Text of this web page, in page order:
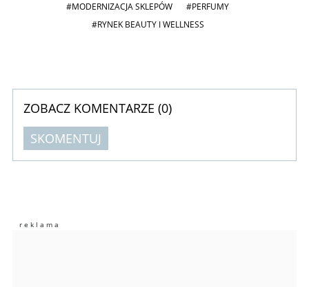
#MODERNIZACJA SKLEPÓW
#PERFUMY
#RYNEK BEAUTY I WELLNESS
ZOBACZ KOMENTARZE (0)
SKOMENTUJ
Imię (Wymagane)